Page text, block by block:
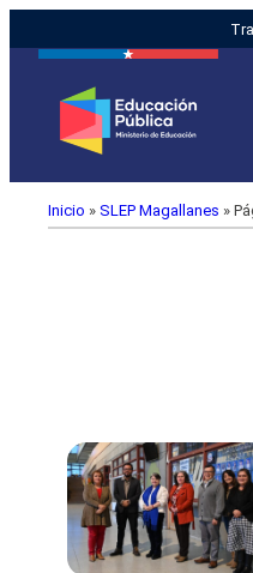
Inicio » SLEP Magallanes »